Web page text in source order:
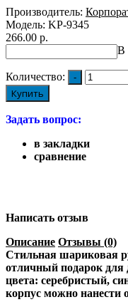
Производитель:
Модель: KP-9345
266.00 р.
В
Количество:
Купить
Задать вопрос:
в закладки
сравнение
Написать отзыв
Описание Отзывы (0)
Стильная шариковая
отличный подарок для
цвета: серебристый,
корпус можно нанести